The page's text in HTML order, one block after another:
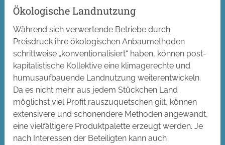
Ökologische Landnutzung
Während sich verwertende Betriebe durch
Preisdruck ihre ökologischen Anbaumethoden
schrittweise „konventionalisiert“ haben, können post-
kapitalistische Kollektive eine klimagerechte und
humusaufbauende Landnutzung weiterentwickeln.
Da es nicht mehr aus jedem Stückchen Land
möglichst viel Profit rauszuquetschen gilt, können
extensivere und schonendere Methoden angewandt,
eine vielfältigere Produktpalette erzeugt werden. Je
nach Interessen der Beteiligten kann auch